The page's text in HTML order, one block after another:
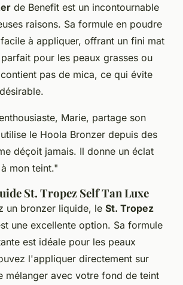
de Benefit est un incontournable
raisons. Sa formule en poudre
à appliquer, offrant un fini mat
pour les peaux grasses ou
pas de mica, ce qui évite
Marie, partage son
le Hoola Bronzer depuis des
déçoit jamais. Il donne un éclat
mon teint."
St. Tropez Self Tan Luxe
un bronzer liquide, le St. Tropez
une excellente option. Sa formule
est idéale pour les peaux
l'appliquer directement sur
mélanger avec votre fond de teint